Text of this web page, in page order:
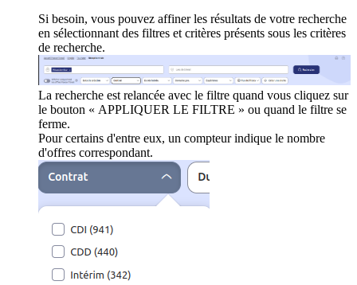
Si besoin, vous pouvez affiner les résultats de votre recherche
en sélectionnant des filtres et critères présents sous les critères
de recherche.
La recherche est relancée avec le filtre quand vous cliquez sur
le bouton « APPLIQUER LE FILTRE » ou quand le filtre se
ferme.
Pour certains d'entre eux, un compteur indique le nombre
d'offres correspondant.